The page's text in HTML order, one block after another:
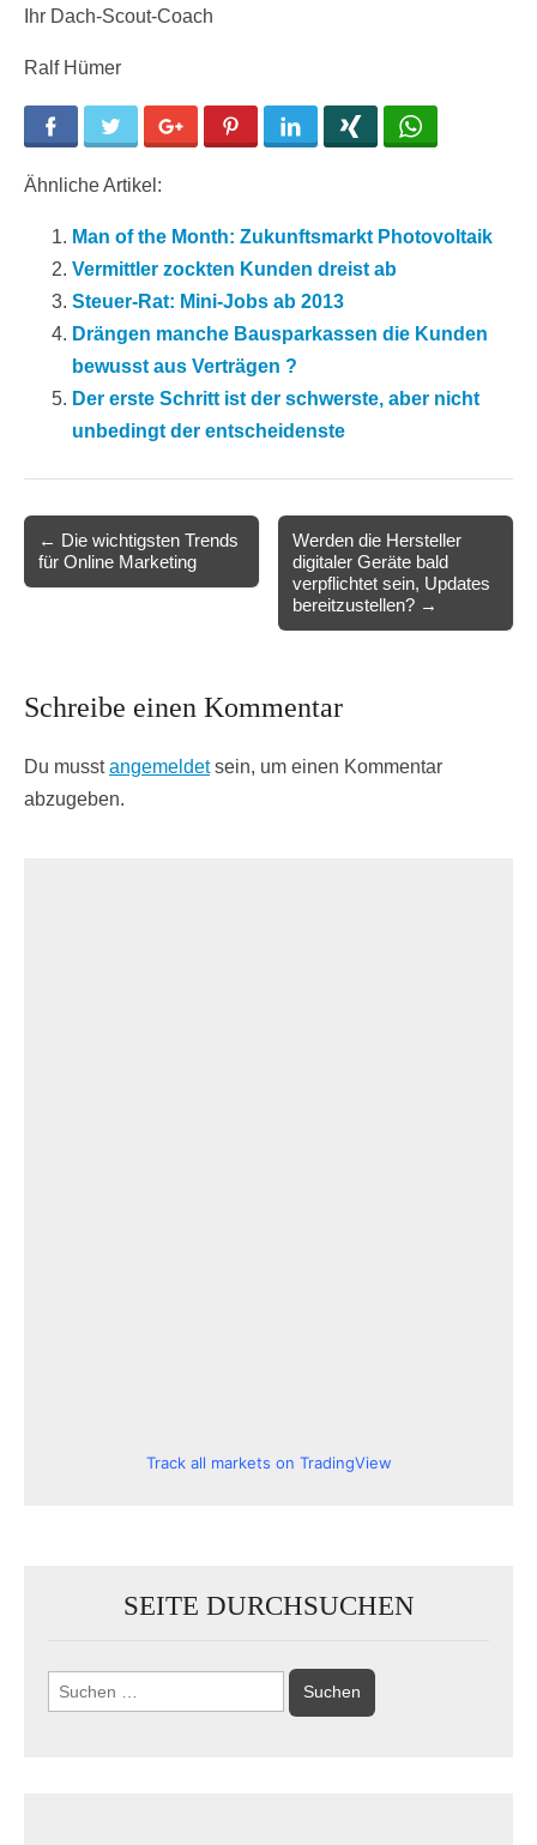
Ihr Dach-Scout-Coach
Ralf Hümer
Facebook Twitter Google+ Pinterest LinkedIn
Ähnliche Artikel:
Man of the Month: Zukunftsmarkt Photovoltaik
Vermittler zockten Kunden dreist ab
Steuer-Rat: Mini-Jobs ab 2013
Drängen manche Bausparkassen die Kunden
bewusst aus Verträgen ?
Der erste Schritt ist der schwerste, aber nicht
unbedingt der entscheidenste
navigation
← Die wichtigsten Trends
für Online Marketing
Werden die Hersteller
digitaler Geräte bald
verpflichtet sein, Updates
bereitzustellen? →
Schreibe einen Kommentar
Du musstangemeldetsein, um einen Kommentar
abzugeben.
Track all markets on TradingView
SEITE DURCHSUCHEN
Suchen
nach: